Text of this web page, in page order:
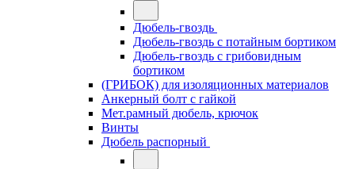
Дюбель-гвоздь
Дюбель-гвоздь с потайным бортиком
Дюбель-гвоздь с грибовидным
бортиком
(ГРИБОК) для изоляционных материалов
Анкерный болт с гайкой
Мет.рамный дюбель, крючок
Винты
Дюбель распорный